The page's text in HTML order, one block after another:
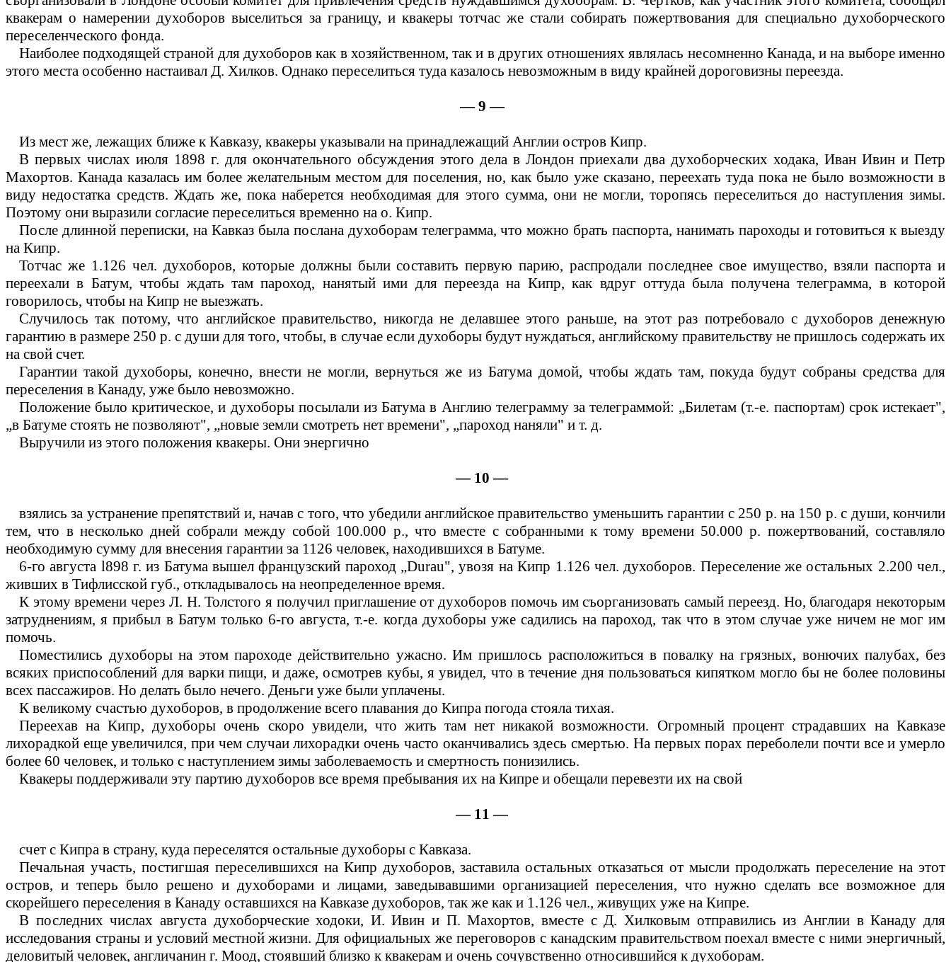
квакерам о намерении духоборов выселиться за границу, и квакеры тотчас же стали собирать пожертвования для специально духоборческого
переселенческого фонда.
Наиболее подходящей страной для духоборов как в хозяйственном, так и в других отношениях являлась несомненно Канада, и на выборе именно
этого места особенно настаивал Д. Хилков. Однако переселиться туда казалось невозможным в виду крайней дороговизны переезда.
— 9 —
Из мест же, лежащих ближе к Кавказу, квакеры указывали на принадлежащий Англии остров Кипр.
В первых числах июля 1898 г. для окончательного обсуждения этого дела в Лондон приехали два духоборческих ходака, Иван Ивин и Петр
Махортов. Канада казалась им более желательным местом для поселения, но, как было уже сказано, переехать туда пока не было возможности в
виду недостатка средств. Ждать же, пока наберется необходимая для этого сумма, они не могли, торопясь переселиться до наступления зимы.
Поэтому они выразили согласие переселиться временно на о. Кипр.
После длинной переписки, на Кавказ была послана духоборам телеграмма, что можно брать паспорта, нанимать пароходы и готовиться к выезду
на Кипр.
Тотчас же 1.126 чел. духоборов, которые должны были составить первую парию, распродали последнее свое имущество, взяли паспорта и
переехали в Батум, чтобы ждать там пароход, нанятый ими для переезда на Кипр, как вдруг оттуда была получена телеграмма, в которой
говорилось, чтобы на Кипр не выезжать.
Случилось так потому, что английское правительство, никогда не делавшее этого раньше, на этот раз потребовало с духоборов денежную
гарантию в размере 250 р. с души для того, чтобы, в случае если духоборы будут нуждаться, английскому правительству не пришлось содержать их
на свой счет.
Гарантии такой духоборы, конечно, внести не могли, вернуться же из Батума домой, чтобы ждать там, покуда будут собраны средства для
переселения в Канаду, уже было невозможно.
Положение было критическое, и духоборы посылали из Батума в Англию телеграмму за телеграммой: „Билетам (т.-е. паспортам) срок истекает",
„в Батуме стоять не позволяют", „новые земли смотреть нет времени", „пароход наняли" и т. д.
Выручили из этого положения квакеры. Они энергично
— 10 —
взялись за устранение препятствий и, начав с того, что убедили английское правительство уменьшить гарантии с 250 р. на 150 р. с души, кончили
тем, что в несколько дней собрали между собой 100.000 р., что вместе с собранными к тому времени 50.000 р. пожертвований, составляло
необходимую сумму для внесения гарантии за 1126 человек, находившихся в Батуме.
6-го августа l898 г. из Батума вышел французский пароход „Durau", увозя на Кипр 1.126 чел. духоборов. Переселение же остальных 2.200 чел.,
живших в Тифлисской губ., откладывалось на неопределенное время.
К этому времени через Л. Н. Толстого я получил приглашение от духоборов помочь им съорганизовать самый переезд. Но, благодаря некоторым
затруднениям, я прибыл в Батум только 6-го августа, т.-е. когда духоборы уже садились на пароход, так что в этом случае уже ничем не мог им
помочь.
Поместились духоборы на этом пароходе действительно ужасно. Им пришлось расположиться в повалку на грязных, вонючих палубах, без
всяких приспособлений для варки пищи, и даже, осмотрев кубы, я увидел, что в течение дня пользоваться кипятком могло бы не более половины
всех пассажиров. Но делать было нечего. Деньги уже были уплачены.
К великому счастью духоборов, в продолжение всего плавания до Кипра погода стояла тихая.
Переехав на Кипр, духоборы очень скоро увидели, что жить там нет никакой возможности. Огромный процент страдавших на Кавказе
лихорадкой еще увеличился, при чем случаи лихорадки очень часто оканчивались здесь смертью. На первых порах переболели почти все и умерло
более 60 человек, и только с наступлением зимы заболеваемость и смертность понизились.
Квакеры поддерживали эту партию духоборов все время пребывания их на Кипре и обещали перевезти их на свой
— 11 —
счет с Кипра в страну, куда переселятся остальные духоборы с Кавказа.
Печальная участь, постигшая переселившихся на Кипр духоборов, заставила остальных отказаться от мысли продолжать переселение на этот
остров, и теперь было решено и духоборами и лицами, заведывавшими организацией переселения, что нужно сделать все возможное для
скорейшего переселения в Канаду оставшихся на Кавказе духоборов, так же как и 1.126 чел., живущих уже на Кипре.
В последних числах августа духоборческие ходоки, И. Ивин и П. Махортов, вместе с Д. Хилковым отправились из Англии в Канаду для
исследования страны и условий местной жизни. Для официальных же переговоров с канадским правительством поехал вместе с ними энергичный,
деловитый человек, англичанин г. Моод, стоявший близко к квакерам и очень сочувственно относившийся к духоборам.